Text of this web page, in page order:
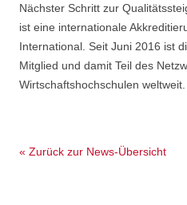
Nächster Schritt zur
ist eine internationale
International. Seit Juni 2016 ist
Mitglied und damit Teil des
Wirtschaftshochschulen weltweit.
« Zurück zur News-Übersicht